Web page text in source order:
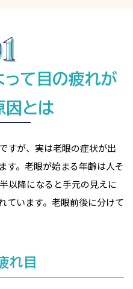
って目の疲れが
因とは
すが、実は老眼の症状が出
す。老眼が始まる年齢は人そ
以降になると手元の見えに
ています。老眼前後に分けて
れ目